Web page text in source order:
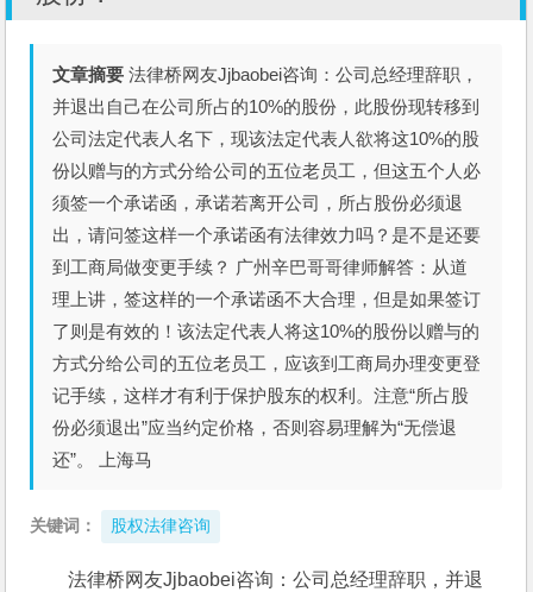
文章摘要 法律桥网友Jjbaobei咨询：公司总经理辞职，
并退出自己在公司所占的10%的股份，此股份现转移到
公司法定代表人名下，现该法定代表人欲将这10%的股
份以赠与的方式分给公司的五位老员工，但这五个人必
须签一个承诺函，承诺若离开公司，所占股份必须退
出，请问签这样一个承诺函有法律效力吗？是不是还要
到工商局做变更手续？ 广州辛巴哥哥律师解答：从道
理上讲，签这样的一个承诺函不大合理，但是如果签订
了则是有效的！该法定代表人将这10%的股份以赠与的
方式分给公司的五位老员工，应该到工商局办理变更登
记手续，这样才有利于保护股东的权利。注意“所占股
份必须退出”应当约定价格，否则容易理解为“无偿退
还”。 上海马
关键词： 股权法律咨询
法律桥网友Jjbaobei咨询：公司总经理辞职，并退